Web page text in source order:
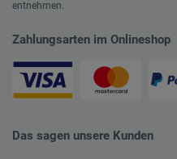
entnehmen.
Zahlungsarten im Onlineshop
Das sagen unsere Kunden